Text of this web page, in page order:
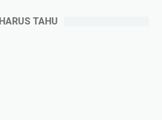
HARUS TAHU